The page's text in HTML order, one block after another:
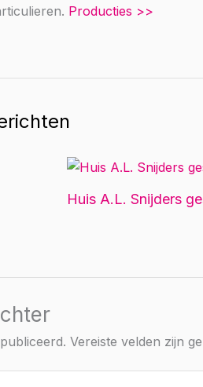
Producties >>
Huis A.L. Snijders
Vereiste velden zijn